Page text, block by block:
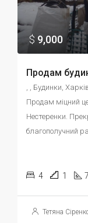
$ 9,000
, , Будинки,
Продам міцний
Нестеренки.
благополучний
4 1
Тетяна